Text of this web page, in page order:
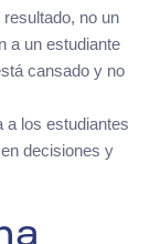
resultado, no un
a un estudiante
cansado y no
a los estudiantes
decisiones y